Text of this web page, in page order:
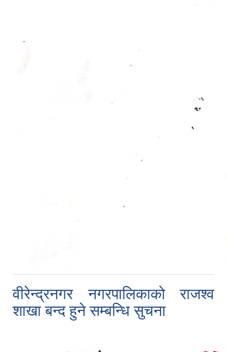
वीरेन्द्रनगर नगरपालिकाको राजश्व
शाखा बन्द हुने सम्बन्धि सुचना